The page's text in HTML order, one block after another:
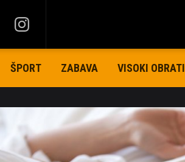
ŠPORT ZABAVA VISOKI OBRATI